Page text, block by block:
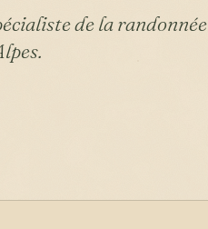
de la randonnée